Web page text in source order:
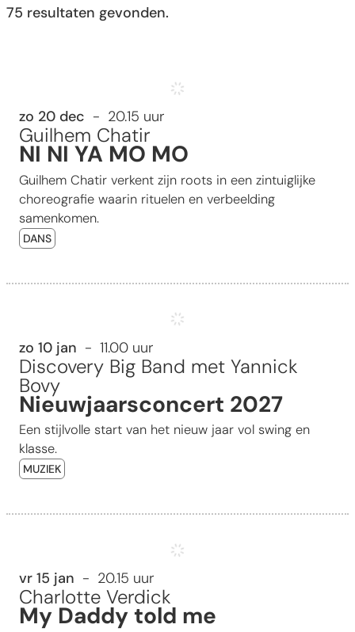
75 resultaten gevonden.
zo 20 dec 20.15 uur
NI NI YA MO MO
Guilhem Chatir
Guilhem Chatir verkent zijn roots in een zintuiglijke
choreografie waarin rituelen en verbeelding
samenkomen.
DANS
Nieuwjaarsconcert 2027
zo 10 jan 11.00 uur
Nieuwjaarsconcert 2027
Discovery Big Band met Yannick
Bovy
Een stijlvolle start van het nieuw jaar vol swing en
klasse.
MUZIEK
vr 15 jan 20.15 uur
My Daddy told me
Charlotte Verdick